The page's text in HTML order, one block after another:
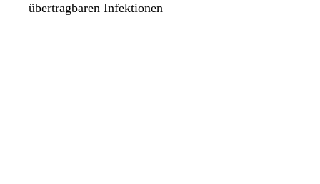
übertragbaren Infektionen